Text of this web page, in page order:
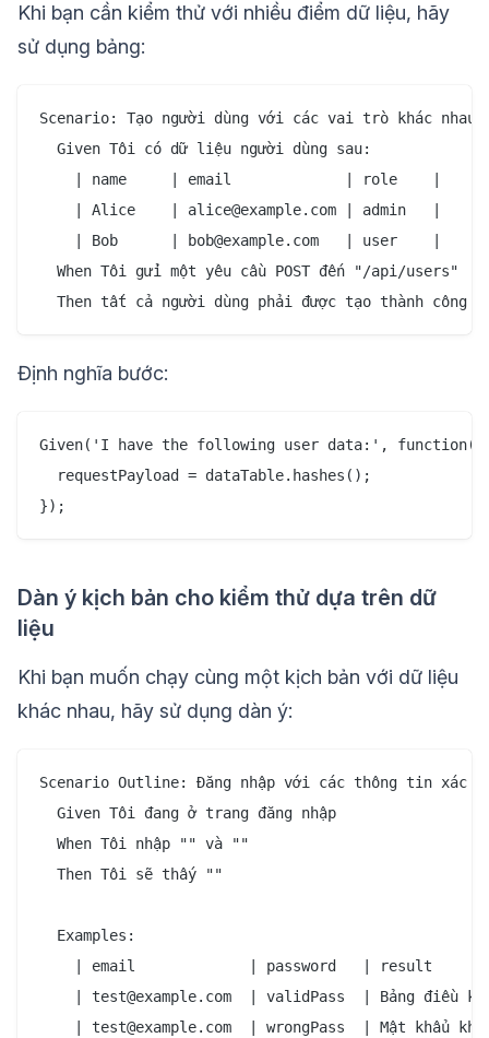
Khi bạn cần kiểm thử với nhiều điểm dữ liệu, hãy
sử dụng bảng:
Scenario: Tạo người dùng với các vai trò khác nhau
  Given Tôi có dữ liệu người dùng sau:
    | name     | email             | role    |
    | Alice    | alice@example.com | admin   |
    | Bob      | bob@example.com   | user    |
  When Tôi gửi một yêu cầu POST đến "/api/users"
Định nghĩa bước:
Given('I have the following user data:',
  requestPayload = dataTable.hashes();
Dàn ý kịch bản cho kiểm thử dựa trên dữ
liệu
Khi bạn muốn chạy cùng một kịch bản với dữ liệu
khác nhau, hãy sử dụng dàn ý:
Scenario Outline: Đăng nhập với các thông tin xác
  Given Tôi đang ở trang đăng nhập
  When Tôi nhập "" và ""
  Then Tôi sẽ thấy ""
  Examples:
| email             | password   | result
| test@example.com  | validPass  | Bảng điều
| test@example.com  | wrongPass  | Mật khẩu